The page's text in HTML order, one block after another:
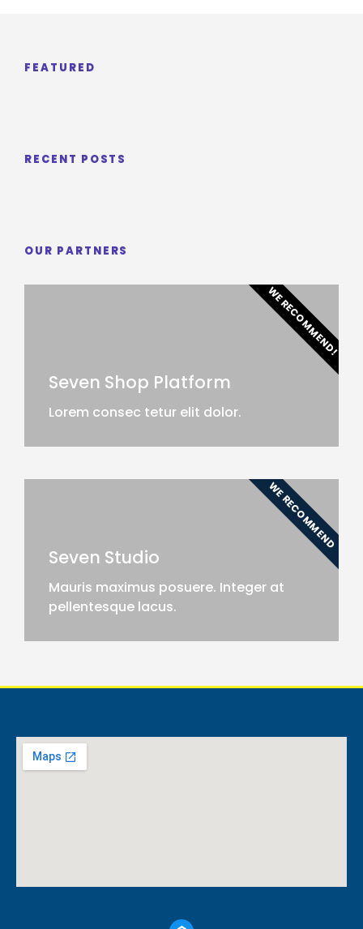
FEATURED
RECENT POSTS
OUR PARTNERS
Seven Shop Platform
Lorem consec tetur elit dolor.
WE RECOMMEND!
Seven Studio
Mauris maximus posuere. Integer at
pellentesque lacus.
WE RECOMMEND